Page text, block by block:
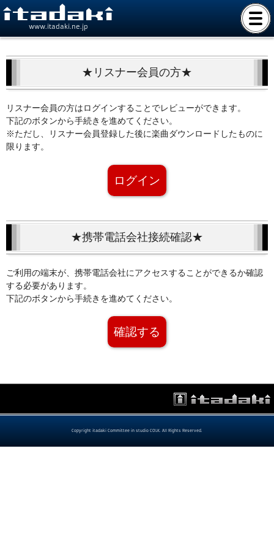
www.itadaki.ne.jp
★リスナー会員の方★
リスナー会員の方はログインすることでレビューができます。
下記のボタンから手続きを進めてください。
※ただし、リスナー会員登録した後に楽曲ダウンロードしたものに
限ります。
ログイン
★携帯電話会社接続確認★
ご利用の端末が、携帯電話会社にアクセスすることができるか確認
する必要があります。
下記のボタンから手続きを進めてください。
確認する
Copyright itadaki Committee in studio COLK. All Rights Reserved.